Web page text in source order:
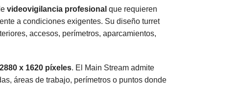
videovigilancia profesional que requieren
a condiciones exigentes. Su diseño turret
accesos, perímetros, aparcamientos,
2880 x 1620 píxeles. El Main Stream admite
áreas de trabajo, perímetros o puntos donde